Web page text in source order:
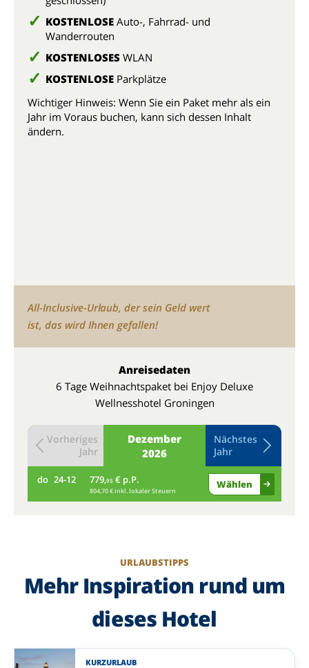
KOSTENLOSE Auto-, Fahrrad- und
Wanderrouten
KOSTENLOSES WLAN
KOSTENLOSE Parkplätze
Wichtiger Hinweis: Wenn Sie ein Paket mehr als ein
Jahr im Voraus buchen, kann sich dessen Inhalt
ändern.
All-Inclusive-Urlaub, der sein Geld wert
ist, das wird Ihnen gefallen!
Anreisedaten
6 Tage Weihnachtspaket bei Enjoy Deluxe
Wellnesshotel Groningen
Dezember
2026
Vorheriges
Jahr
Nächstes
Jahr
do 24-12 779,95 € p.P.
804,70 € inkl. lokaler Steuern
Wählen
URLAUBSTIPPS
Mehr Inspiration rund um
dieses Hotel
KURZURLAUB